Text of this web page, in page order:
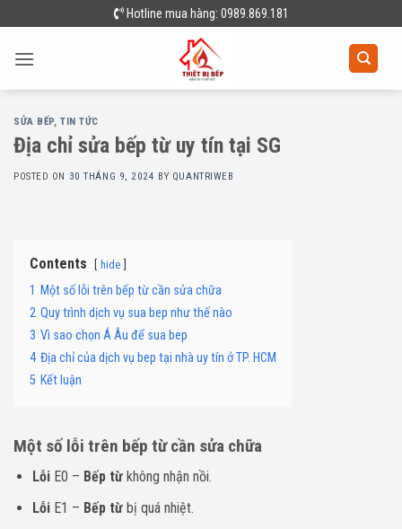
to
content
Hotline mua hàng: 0989.869.181
SỬA BẾP,TIN TỨC
Địa chỉ sửa bếp từ uy tín tại SG
POSTED ON 30 THÁNG 9, 2024 BY QUANTRIWEB
Contents hide
1 Một số lỗi trên bếp từ cần sửa chữa
2 Quy trình dịch vụ sua bep như thế nào
3 Vì sao chọn Á Âu để sua bep
4 Địa chỉ của dịch vụ bep tại nhà uy tín ở TP. HCM
5 Kết luận
Một số lỗi trên bếp từ cần sửa chữa
LỗiE0 – Bếp từkhông nhận nồi.
LỗiE1 – Bếp từbị quá nhiệt.